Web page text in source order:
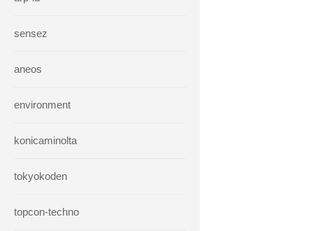
sensez
aneos
environment
konicaminolta
tokyokoden
topcon-techno